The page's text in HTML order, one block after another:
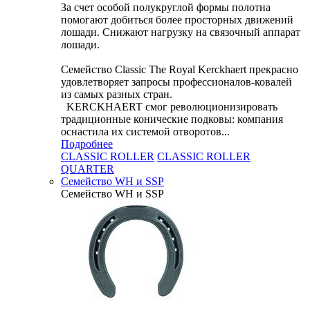
За счет особой полукруглой формы полотна
помогают добиться более просторных движений
лошади. Снижают нагрузку на связочный аппарат
лошади.
Семейство Classic The Royal Kerckhaert прекрасно
удовлетворяет запросы профессионалов-ковалей
из самых разных стран.
KERCKHAERT смог революционизировать
традиционные конические подковы: компания
оснастила их системой отворотов...
Подробнее
CLASSIC ROLLER CLASSIC ROLLER
QUARTER
Семейство WH и SSP
Семейство WH и SSP